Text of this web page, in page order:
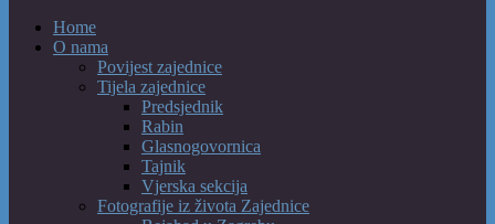
Home
O nama
Povijest zajednice
Tijela zajednice
Predsjednik
Rabin
Glasnogovornica
Tajnik
Vjerska sekcija
Fotografije iz života Zajednice